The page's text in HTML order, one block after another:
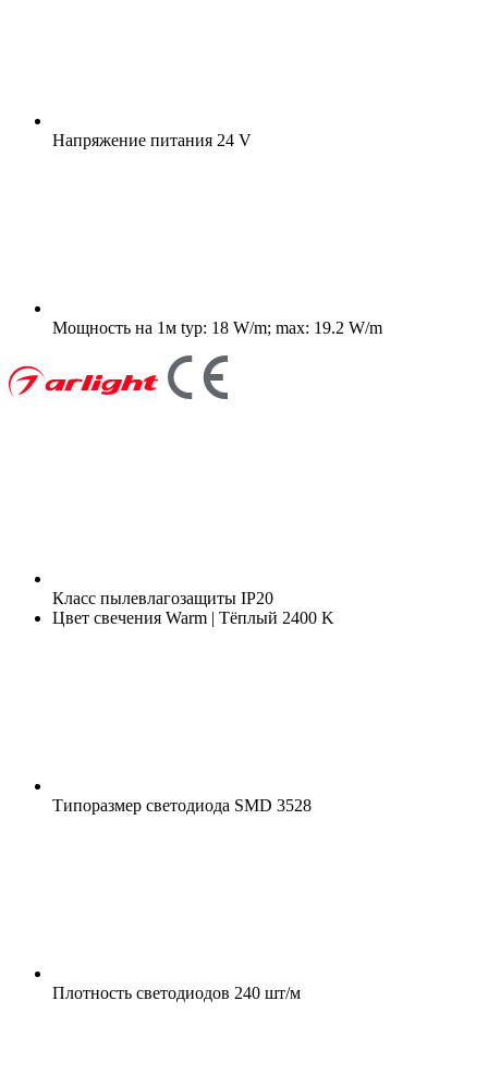
Напряжение питания 24 V
Мощность на 1м typ: 18 W/m; max: 19.2 W/m
Класс пылевлагозащиты IP20
Цвет свечения Warm | Тёплый 2400 K
Типоразмер светодиода SMD 3528
Плотность светодиодов 240 шт/м